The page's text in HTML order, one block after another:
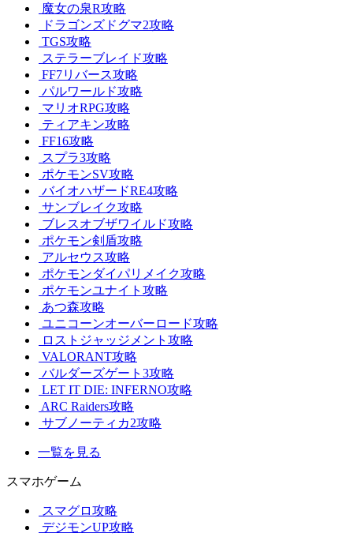
魔女の泉R攻略
ドラゴンズドグマ2攻略
TGS攻略
ステラーブレイド攻略
FF7リバース攻略
パルワールド攻略
マリオRPG攻略
ティアキン攻略
FF16攻略
スプラ3攻略
ポケモンSV攻略
バイオハザードRE4攻略
サンブレイク攻略
ブレスオブザワイルド攻略
ポケモン剣盾攻略
アルセウス攻略
ポケモンダイパリメイク攻略
ポケモンユナイト攻略
あつ森攻略
ユニコーンオーバーロード攻略
ロストジャッジメント攻略
VALORANT攻略
バルダーズゲート3攻略
LET IT DIE: INFERNO攻略
ARC Raiders攻略
サブノーティカ2攻略
一覧を見る
スマホゲーム
スマグロ攻略
デジモンUP攻略